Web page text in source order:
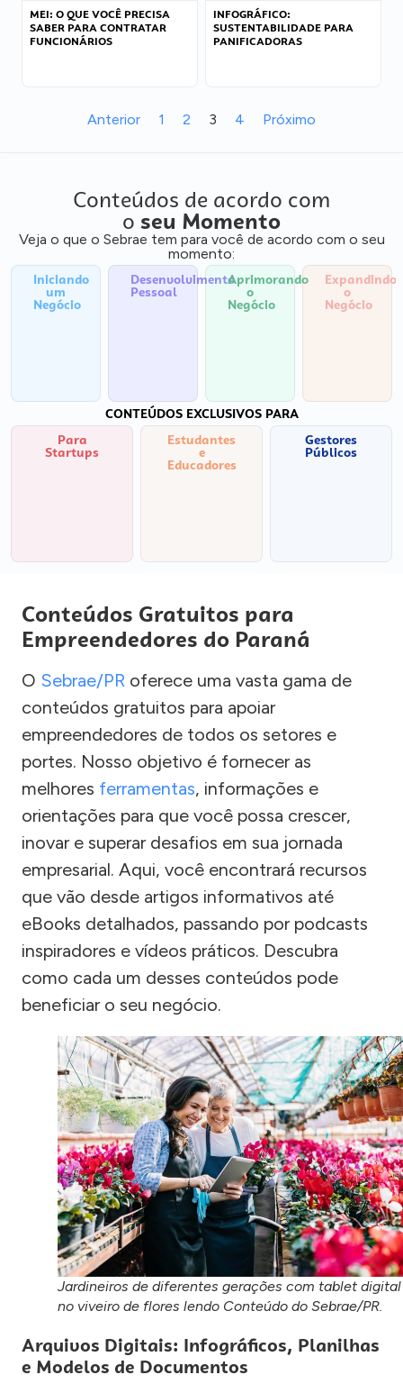
MEI: O QUE VOCÊ PRECISA
SABER PARA CONTRATAR
FUNCIONÁRIOS
INFOGRÁFICO:
SUSTENTABILIDADE PARA
PANIFICADORAS
Anterior 1 2 3 4 Próximo
Conteúdos de acordo com
o seu Momento
Veja o que o Sebrae tem para você de acordo com o seu
momento:
Iniciando
um
Negócio
Desenvolvimento
Pessoal
Aprimorando
o
Negócio
Expandindo
o
Negócio
CONTEÚDOS EXCLUSIVOS PARA
Para
Startups
Estudantes
e
Educadores
Gestores
Públicos
Conteúdos Gratuitos para
Empreendedores do Paraná
O Sebrae/PR oferece uma vasta gama de
conteúdos gratuitos para apoiar
empreendedores de todos os setores e
portes. Nosso objetivo é fornecer as
melhores ferramentas, informações e
orientações para que você possa crescer,
inovar e superar desafios em sua jornada
empresarial. Aqui, você encontrará recursos
que vão desde artigos informativos até
eBooks detalhados, passando por podcasts
inspiradores e vídeos práticos. Descubra
como cada um desses conteúdos pode
beneficiar o seu negócio.
Jardineiros de diferentes gerações com tablet digital
no viveiro de flores lendo Conteúdo do Sebrae/PR.
Arquivos Digitais: Infográficos, Planilhas
e Modelos de Documentos